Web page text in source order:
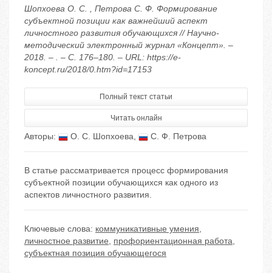
Шопхоева О. С. , Петрова С. Ф. Формирование
субъектной позиции как важнейший аспект
личностного развития обучающихся // Научно-
методический электронный журнал «Концепт». –
2018. – . – С. 176–180. – URL: https://e-
koncept.ru/2018/0.htm?id=17153
Полный текст статьи
Читать онлайн
Авторы: О. С. Шопхоева, С. Ф. Петрова
В статье рассматривается процесс формирования
субъектной позиции обучающихся как одного из
аспектов личностного развития.
Ключевые слова: коммуникативные умения,
личностное развитие, профориентационная работа,
субъектная позиция обучающегося